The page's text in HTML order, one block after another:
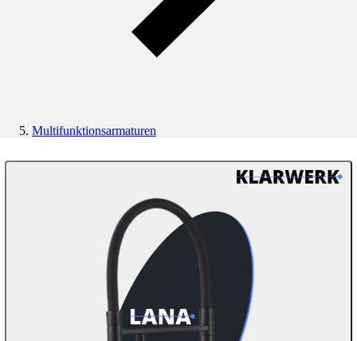
Multifunktionsarmaturen